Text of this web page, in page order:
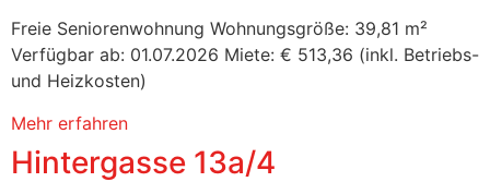
Freie Seniorenwohnung Wohnungsgröße: 39,81 m²
Verfügbar ab: 01.07.2026 Miete: € 513,36 (inkl. Betriebs-
und Heizkosten)
Mehr erfahren
Hintergasse 13a/4